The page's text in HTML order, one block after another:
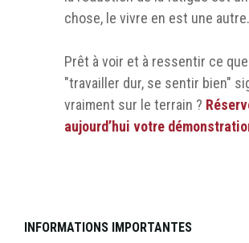
chose, le vivre en est une autre.
Prêt à voir et à ressentir ce que
"travailler dur, se sentir bien"
vraiment sur le terrain ?
aujourd’hui votre
INFORMATIONS IMPORTANTES